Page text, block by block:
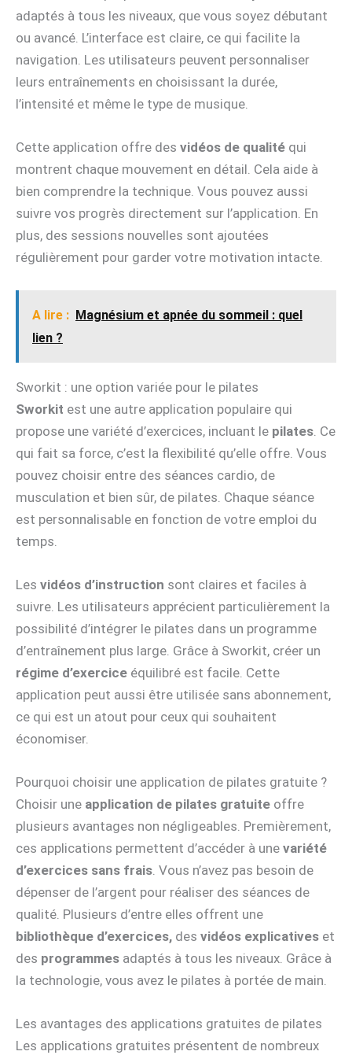
adaptés à tous les niveaux, que vous soyez débutant
ou avancé. L’interface est claire, ce qui facilite la
navigation. Les utilisateurs peuvent personnaliser
leurs entraînements en choisissant la durée,
l’intensité et même le type de musique.
Cette application offre des vidéos de qualité qui
montrent chaque mouvement en détail. Cela aide à
bien comprendre la technique. Vous pouvez aussi
suivre vos progrès directement sur l’application. En
plus, des sessions nouvelles sont ajoutées
régulièrement pour garder votre motivation intacte.
A lire : Magnésium et apnée du sommeil : quel
lien ?
Sworkit : une option variée pour le pilates
Sworkit est une autre application populaire qui
propose une variété d’exercices, incluant le pilates . Ce
qui fait sa force, c’est la flexibilité qu’elle offre. Vous
pouvez choisir entre des séances cardio, de
musculation et bien sûr, de pilates. Chaque séance
est personnalisable en fonction de votre emploi du
temps.
Les vidéos d’instruction sont claires et faciles à
suivre. Les utilisateurs apprécient particulièrement la
possibilité d’intégrer le pilates dans un programme
d’entraînement plus large. Grâce à Sworkit, créer un
régime d’exercice équilibré est facile. Cette
application peut aussi être utilisée sans abonnement,
ce qui est un atout pour ceux qui souhaitent
économiser.
Pourquoi choisir une application de pilates gratuite ?
Choisir une application de pilates gratuite offre
plusieurs avantages non négligeables. Premièrement,
ces applications permettent d’accéder à une variété
d’exercices sans frais . Vous n’avez pas besoin de
dépenser de l’argent pour réaliser des séances de
qualité. Plusieurs d’entre elles offrent une
bibliothèque d’exercices, des vidéos explicatives et
des programmes adaptés à tous les niveaux. Grâce à
la technologie, vous avez le pilates à portée de main.
Les avantages des applications gratuites de pilates
Les applications gratuites présentent de nombreux